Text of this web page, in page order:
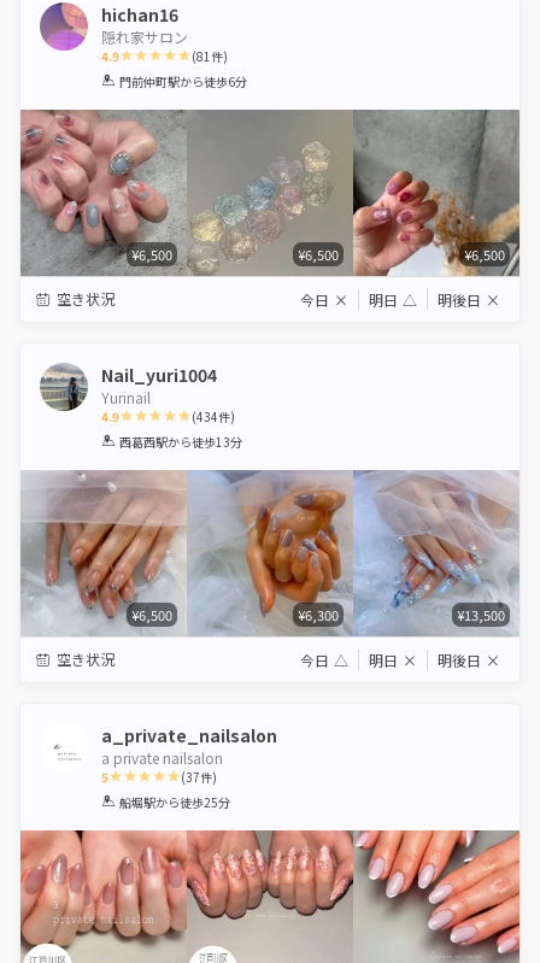
hichan16
隠れ家サロン
4.9
1 2 3 4 5
(81件)
門前仲町駅から徒歩6分
¥6,500 ¥6,500 ¥6,500
空き状況 今日 × 明日 △ 明後日 ×
Nail_yuri1004
Yurinail
4.9
1 2 3 4 5
(434件)
西葛西駅から徒歩13分
¥6,500 ¥6,300 ¥13,500
空き状況 今日 △ 明日 × 明後日 ×
a_private_nailsalon
a private nailsalon
5
1 2 3 4 5
(37件)
船堀駅から徒歩25分